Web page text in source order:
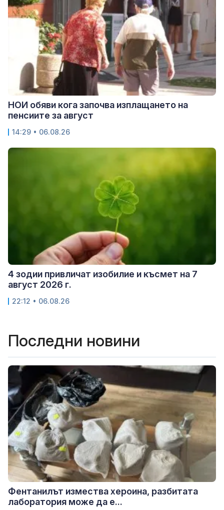
НОИ обяви кога започва изплащането на
пенсиите за август
14:29 • 06.08.26
4 зодии привличат изобилие и късмет на 7
август 2026 г.
22:12 • 06.08.26
Последни новини
Фентанилът измества хероина, разбитата
лаборатория може да е...